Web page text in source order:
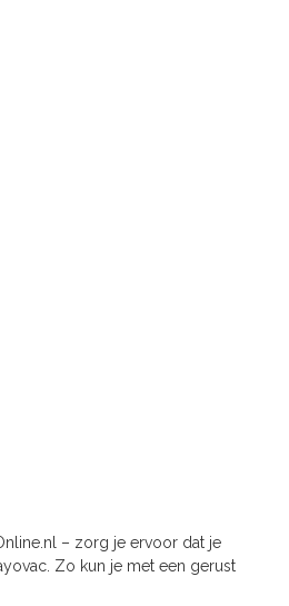
– zorg je ervoor dat je
Zo kun je met een gerust